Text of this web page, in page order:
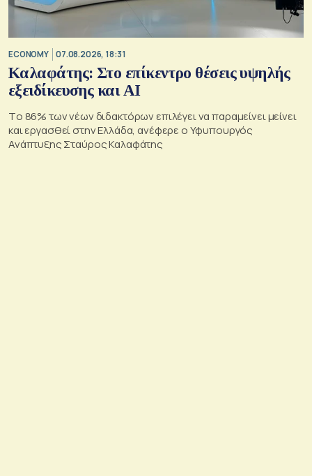
ECONOMY 07.08.2026, 18:31
Καλαφάτης: Στο επίκεντρο θέσεις υψηλής
εξειδίκευσης και AI
Tο 86% των νέων διδακτόρων επιλέγει να παραμείνει μείνει
και εργασθεί στην Ελλάδα, ανέφερε ο Υφυπουργός
Ανάπτυξης Σταύρος Καλαφάτης